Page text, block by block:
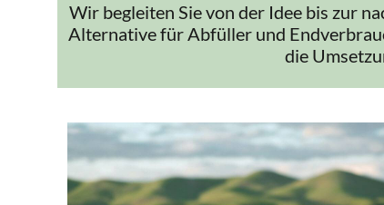
Wir begleiten Sie von der Idee bis zur
Alternative für Abfüller und
die